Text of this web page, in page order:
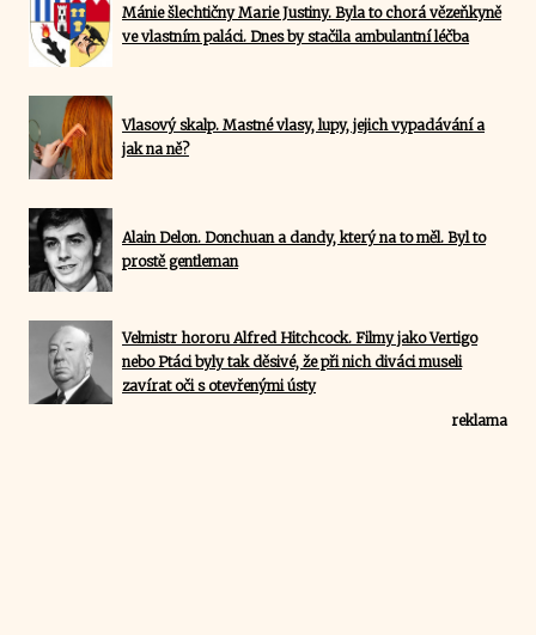
Mánie šlechtičny Marie Justiny. Byla to chorá vězeňkyně
ve vlastním paláci. Dnes by stačila ambulantní léčba
Vlasový skalp. Mastné vlasy, lupy, jejich vypadávání a
jak na ně?
Alain Delon. Donchuan a dandy, který na to měl. Byl to
prostě gentleman
Velmistr hororu Alfred Hitchcock. Filmy jako Vertigo
nebo Ptáci byly tak děsivé, že při nich diváci museli
zavírat oči s otevřenými ústy
reklama